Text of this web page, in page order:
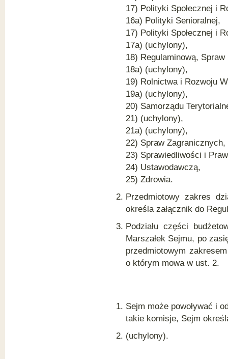
17) Polityki Społecznej i
16a) Polityki Senioralnej,
17) Polityki Społecznej i
17a) (uchylony),
18) Regulaminową,
18a) (uchylony),
19) Rolnictwa i Rozwoju
19a) (uchylony),
20) Samorządu
21) (uchylony),
21a) (uchylony),
22) Spraw Zagranicznych,
23) Sprawiedliwości i
24) Ustawodawczą,
25) Zdrowia.
Przedmiotowy zakres
określa załącznik do
Podziału części
Marszałek Sejmu, po
przedmiotowym
o którym mowa w ust. 2.
Sejm może powoływać i
takie komisje, Sejm
(uchylony).